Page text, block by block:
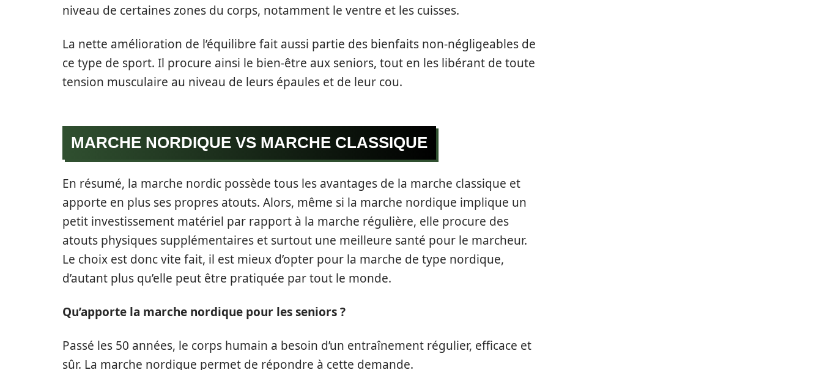
niveau de certaines zones du corps, notamment le ventre et les cuisses.
La nette amélioration de l’équilibre fait aussi partie des bienfaits non-négligeables de
ce type de sport. Il procure ainsi le bien-être aux seniors, tout en les libérant de toute
tension musculaire au niveau de leurs épaules et de leur cou.
MARCHE NORDIQUE VS MARCHE CLASSIQUE
En résumé, la marche nordic possède tous les avantages de la marche classique et
apporte en plus ses propres atouts. Alors, même si la marche nordique implique un
petit investissement matériel par rapport à la marche régulière, elle procure des
atouts physiques supplémentaires et surtout une meilleure santé pour le marcheur.
Le choix est donc vite fait, il est mieux d’opter pour la marche de type nordique,
d’autant plus qu’elle peut être pratiquée par tout le monde.
Qu’apporte la marche nordique pour les seniors ?
Passé les 50 années, le corps humain a besoin d’un entraînement régulier, efficace et
sûr. La marche nordique permet de répondre à cette demande.